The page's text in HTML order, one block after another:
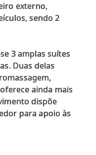
externo,
sendo 2
3 amplas suítes
Duas delas
ainda mais
dispõe
para apoio às